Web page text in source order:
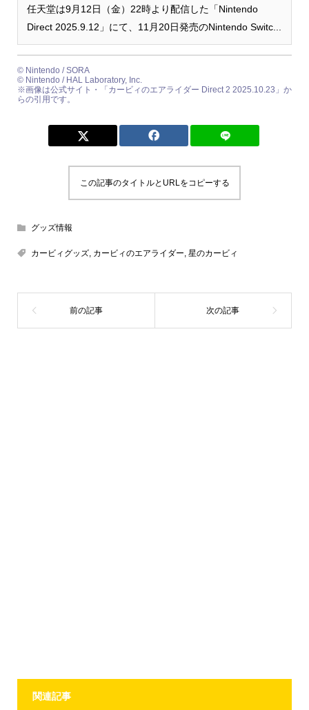
任天堂は9月12日（金）22時より配信した「Nintendo
Direct 2025.9.12」にて、11月20日発売のNintendo Switc...
© Nintendo / SORA
© Nintendo / HAL Laboratory, Inc.
※画像は公式サイト・「カービィのエアライダー Direct 2 2025.10.23」か
らの引用です。
この記事のタイトルとURLをコピーする
グッズ情報
カービィグッズ, カービィのエアライダー, 星のカービィ
関連記事